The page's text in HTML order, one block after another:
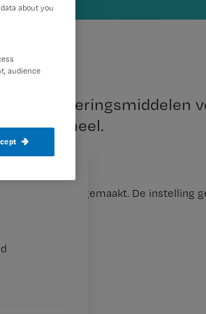
intensiveringsmiddelen
personeel.
heeft gemaakt. De instelling
about you
audience